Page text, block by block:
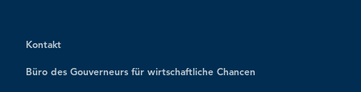
Kontakt
Büro des Gouverneurs für wirtschaftliche Chancen